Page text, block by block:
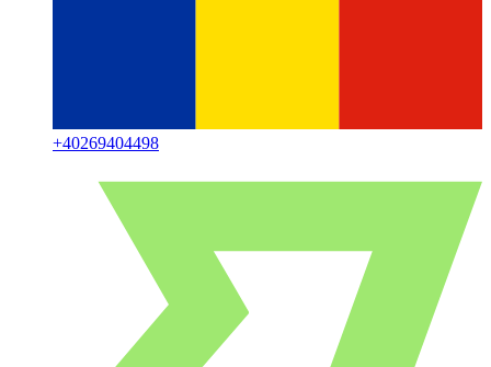
+40269404498